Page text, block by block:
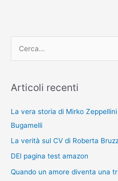
cArticoli recenti
La vera storia di Mirko
Bugamelli
La verità sul CV di Roberta
DEl pagina test amazon
Quando un amore diventa una